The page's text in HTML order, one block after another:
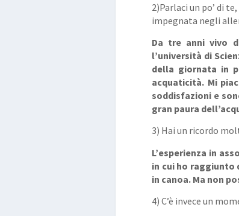
2)Parlaci un po’ di
impegnata negli
Da tre anni vivo
l’università di
della giornata in
acquaticità. Mi
soddisfazioni e
gran paura
3) Hai un ricordo
L’esperienza in
in cui ho raggiunto
in canoa. Ma non
4) C’è invece un